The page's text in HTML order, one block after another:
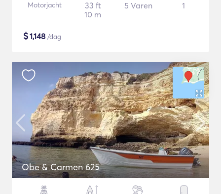
Motorjacht
33 ft
10 m
5 Varen 1
$1,148 /dag
Obe & Carmen 625